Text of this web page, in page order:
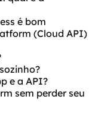
é bom
(Cloud API)
e a API?
sem perder seu